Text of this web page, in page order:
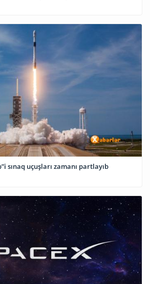
sınaq uçuşları zamanı partlayıb